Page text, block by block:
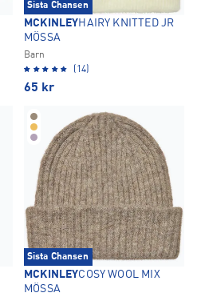
Sista Chansen
MCKINLEYHAIRY KNITTED JR
MÖSSA
Barn
(14)
65 kr
Sista Chansen
MCKINLEYCOSY WOOL MIX
MÖSSA